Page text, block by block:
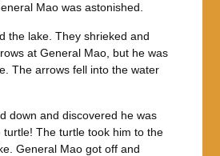
Mao was astonished.
the lake. They shrieked and
at General Mao, but he was
The arrows fell into the water
down and discovered he was
The turtle took him to the
General Mao got off and